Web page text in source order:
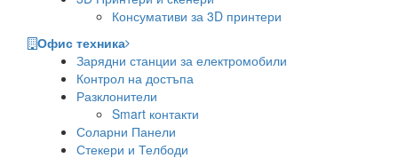
Консумативи за 3D принтери
Офис техника
Зарядни станции за електромобили
Контрол на достъпа
Разклонители
Smart контакти
Соларни Панели
Стекери и Телбоди